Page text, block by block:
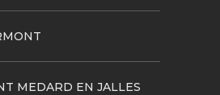
MEDARD EN JALLES